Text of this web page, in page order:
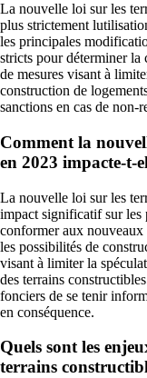
La nouvelle loi sur les
plus strictement
les principales
stricts pour déterminer
de mesures visant à
construction de
sanctions en cas de non-
Comment la
en 2023 impacte-t-
La nouvelle loi sur les
impact significatif sur les
conformer aux
les possibilités de
visant à limiter la
des terrains
fonciers de se tenir
en conséquence.
Quels sont les
terrains